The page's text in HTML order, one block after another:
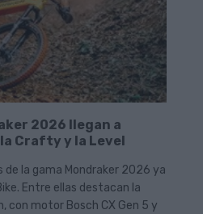
2026 llegan a
Crafty y la Level
de la gama Mondraker 2026 ya
Entre ellas destacan la
con motor Bosch CX Gen 5 y